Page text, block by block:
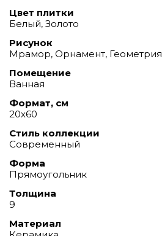
Цвет плитки
Белый, Золото
Рисунок
Мрамор, Орнамент, Геометрия
Помещение
Ванная
Формат, см
20х60
Стиль коллекции
Современный
Форма
Прямоугольник
Толщина
9
Материал